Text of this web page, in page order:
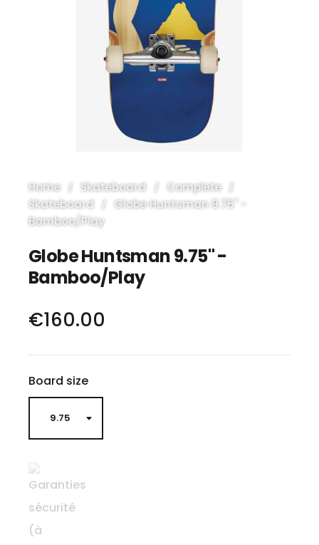
Home Skateboard
Complete
Skateboard
Globe Huntsman 9.75" -
Bamboo/Play
Globe Huntsman 9.75" -
Bamboo/Play
€160.00
Board size